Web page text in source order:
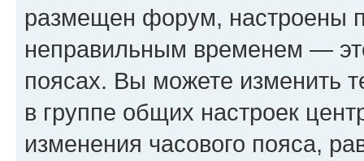
размещен форум, настроены
неправильным временем —
поясах. Вы можете изменить
в группе общих настроек
изменения часового пояса,